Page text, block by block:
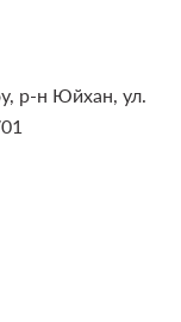
р-н Юйхан, ул.